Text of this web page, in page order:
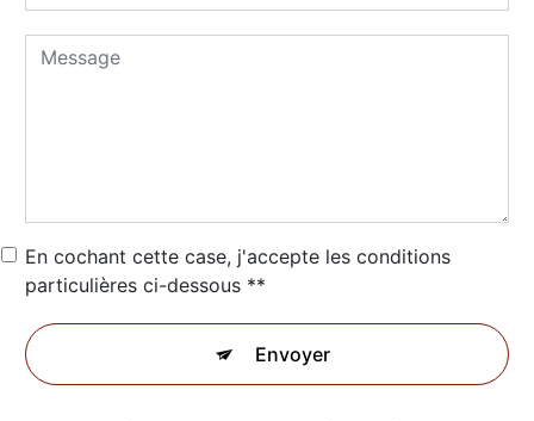
En cochant cette case, j'accepte les conditions
particulières ci-dessous **
Envoyer